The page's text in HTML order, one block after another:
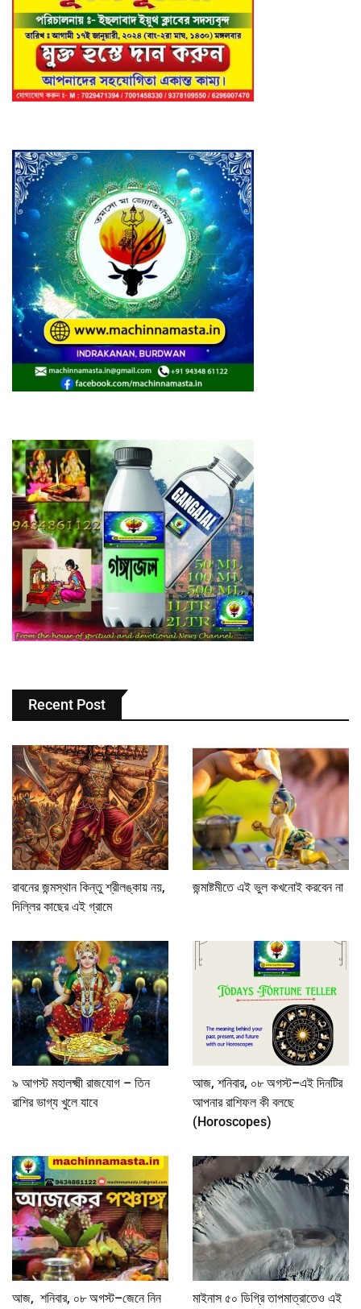
Recent Post
রাবনের জন্মস্থান কিন্তু শ্রীলঙ্কায় নয়,
দিল্লির কাছের এই গ্রামে
জন্মাষ্টমীতে এই ভুল কখনোই করবেন না
৯ আগস্ট মহালক্ষ্মী রাজযোগ – তিন
রাশির ভাগ্য খুলে যাবে
আজ, শনিবার, ০৮ অগস্ট–এই দিনটির
আপনার রাশিফল কী বলছে
(Horoscopes)
আজ, শনিবার, ০৮ অগস্ট–জেনে নিন
মাইনাস ৫০ ডিগ্রি তাপমাত্রাতেও এই